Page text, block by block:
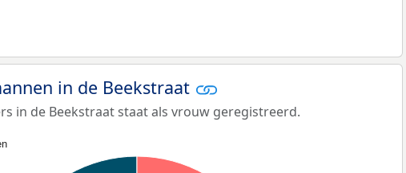
in de Beekstraat
in de Beekstraat staat als vrouw geregistreerd.